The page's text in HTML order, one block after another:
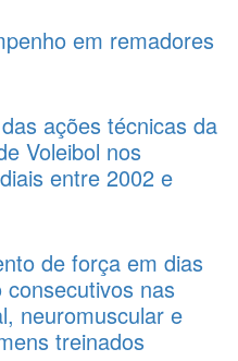
em remadores
ações técnicas da
Voleibol nos
entre 2002 e
de força em dias
nas
neuromuscular e
treinados